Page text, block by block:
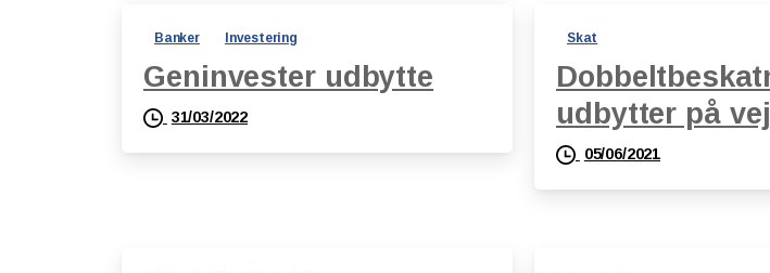
Banker Investering
Geninvester udbytte
31/03/2022
Skat
udbytter på vej
05/06/2021